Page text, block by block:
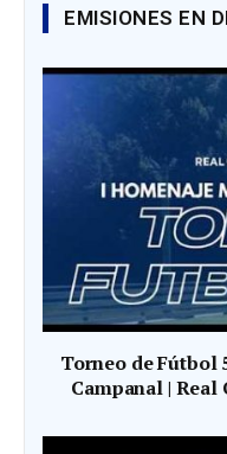
EMISIONES EN
Torneo de Fútbol
Campanal | Real